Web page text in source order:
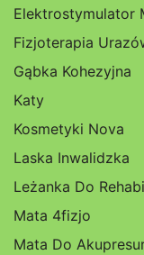
Elektrostymulator
Fizjoterapia
Gąbka Kohezyjna
Katy
Kosmetyki Nova
Laska Inwalidzka
Leżanka Do
Mata 4fizjo
Mata Do